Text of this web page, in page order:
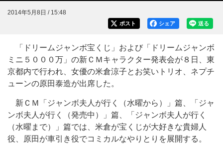
2014年5月8日 / 15:48
送る
シェア
ポスト
「ドリームジャンボ宝くじ」および「ドリームジャンボ
ミニ５０００万」の新ＣＭキャラクター発表会が８日、東
京都内で行われ、女優の米倉涼子とお笑いトリオ、ネプチ
ューンの原田泰造が出席した。
新ＣＭ「ジャンボ夫人が行く（水曜から）」篇、「ジャ
ンボ夫人が行く（発売中）」篇、「ジャンボ夫人が行く
（水曜まで）」篇では、米倉が宝くじが大好きな貴婦人
役、原田が車引き役でコミカルなやりとりを展開する。